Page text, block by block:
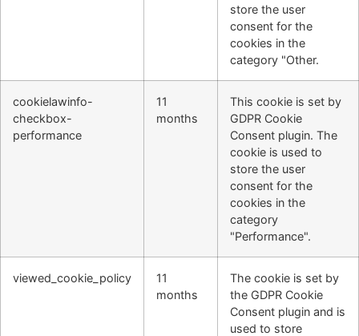
store the user
consent for the
cookies in the
category "Other.
cookielawinfo-
checkbox-
performance
11
months
This cookie is set by
GDPR Cookie
Consent plugin. The
cookie is used to
store the user
consent for the
cookies in the
category
"Performance".
viewed_cookie_policy
11
months
The cookie is set by
the GDPR Cookie
Consent plugin and is
used to store